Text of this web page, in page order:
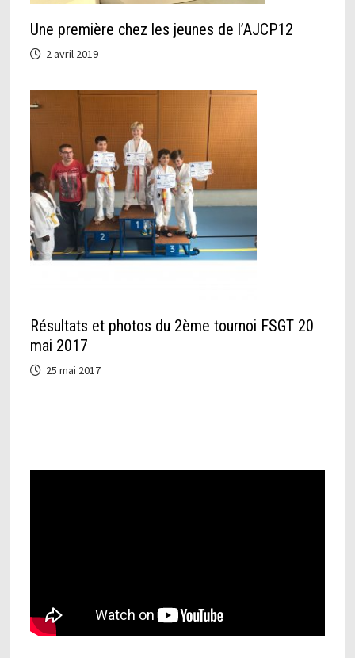
Une première chez les jeunes de l’AJCP12
2 avril 2019
Résultats et photos du 2ème tournoi FSGT 20
mai 2017
25 mai 2017